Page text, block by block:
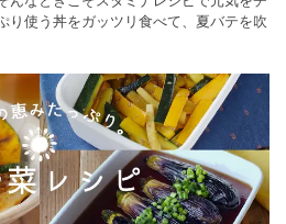
り使う丼をガッツリ食べて、夏バテを吹